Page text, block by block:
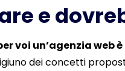
e
voi un’agenzia
dei concetti